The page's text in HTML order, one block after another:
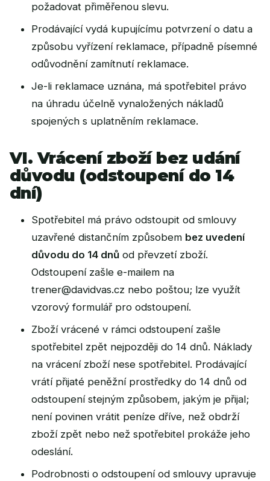
požadovat přiměřenou slevu.
Prodávající vydá kupujícímu potvrzení o datu a
způsobu vyřízení reklamace, případně písemné
odůvodnění zamítnutí reklamace.
Je-li reklamace uznána, má spotřebitel právo
na úhradu účelně vynaložených nákladů
spojených s uplatněním reklamace.
VI. Vrácení zboží bez udání
důvodu (odstoupení do 14
dní)
Spotřebitel má právo odstoupit od smlouvy
uzavřené distančním způsobem bez uvedení
důvodu do 14 dnů od převzetí zboží.
Odstoupení zašle e-mailem na
trener@davidvas.cz nebo poštou; lze využít
vzorový formulář pro odstoupení.
Zboží vrácené v rámci odstoupení zašle
spotřebitel zpět nejpozději do 14 dnů. Náklady
na vrácení zboží nese spotřebitel. Prodávající
vrátí přijaté peněžní prostředky do 14 dnů od
odstoupení stejným způsobem, jakým je přijal;
není povinen vrátit peníze dříve, než obdrží
zboží zpět nebo než spotřebitel prokáže jeho
odeslání.
Podrobnosti o odstoupení od smlouvy upravuje